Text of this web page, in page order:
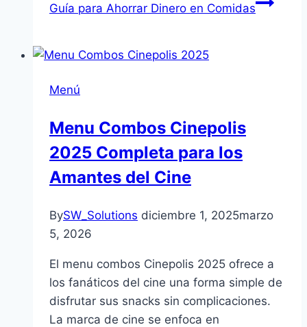
Guía para Ahorrar Dinero en Comidas
Menú
Menu Combos Cinepolis
2025 Completa para los
Amantes del Cine
BySW_Solutions diciembre 1, 2025marzo
5, 2026
El menu combos Cinepolis 2025 ofrece a
los fanáticos del cine una forma simple de
disfrutar sus snacks sin complicaciones.
La marca de cine se enfoca en